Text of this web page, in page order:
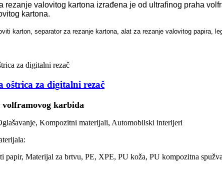
rezanje valovitog kartona izrađena je od ultrafinog praha
kartona.
karton, separator za rezanje kartona, alat za rezanje valovitog papira,
za digitalni rezač
karbida
Kompozitni materijali, Automobilski interijeri
papir, Materijal za brtvu, PE, XPE, PU koža, PU kompozitna